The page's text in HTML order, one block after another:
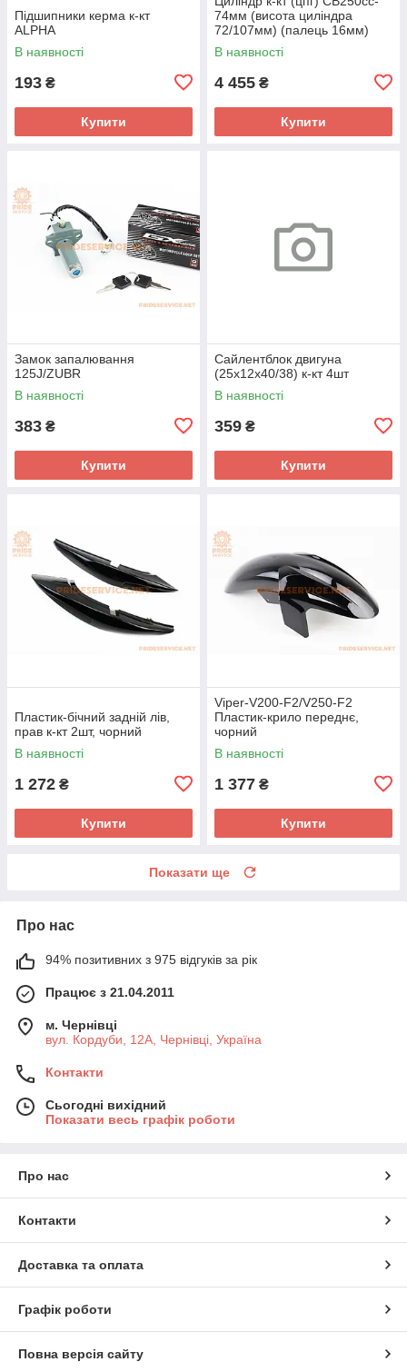
Підшипники керма к-кт
ALPHA
В наявності
193 ₴
Купити
74мм (висота циліндра
72/107мм) (палець 16мм)
"поршень з тефлоновим
покриттям" (BigBor)
В наявності
4 455 ₴
Купити
Замок запалювання
125J/ZUBR
В наявності
383 ₴
Купити
Сайлентблок двигуна
(25x12x40/38) к-кт 4шт
В наявності
359 ₴
Купити
Пластик-бічний задній лів,
прав к-кт 2шт, чорний
В наявності
1 272 ₴
Купити
Viper-V200-F2/V250-F2
Пластик-крило переднє,
чорний
В наявності
1 377 ₴
Купити
Показати ще
Про нас
94% позитивних з 975 відгуків за рік
Працює з 21.04.2011
м. Чернівці
вул. Кордуби, 12А, Чернівці, Україна
Контакти
Сьогодні вихідний
Показати весь графік роботи
Про нас
Контакти
Доставка та оплата
Графік роботи
Повна версія сайту